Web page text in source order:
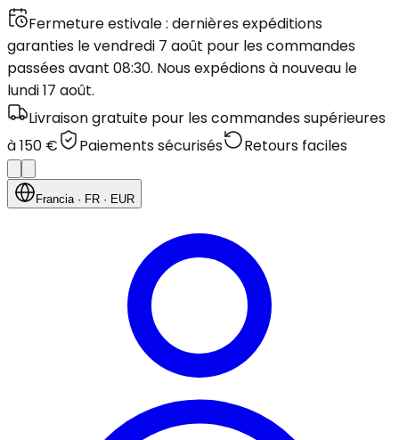
Fermeture estivale : dernières expéditions
garanties le vendredi 7 août pour les commandes
passées avant 08:30. Nous expédions à nouveau le
lundi 17 août.
Livraison gratuite pour les commandes supérieures
à 150 €
Paiements sécurisés Retours faciles
Francia· FR · EUR